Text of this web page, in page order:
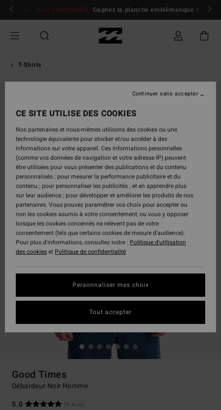
Passer
Se connecter / s'inscrire
JEU CONCOURS Gagnez la planche emblématique d'Andy
T-Shirts
Good Times
Débardeur Noir Homme
5.0
(5 Avis)
CE SITE UTILISE DES COOKIES
Nos partenaires et nous-mêmes utilisons des cookies ou une
technologie équivalente pour stocker et/ou accéder à des
informations sur votre appareil. Ces informations personnelles
(comme vos données de navigation et votre adresse IP) peuvent
être utilisées pour vous présenter des publications et du contenu
personnalisés ; pour mesurer la performance publicitaire et du
contenu ; pour personnaliser les publicités ; et en apprendre plus
sur leur audience ; pour développer et améliorer les produits de nos
partenaires. Vous pouvez paramétrer vos choix pour accepter ou
non les cookies soumis à votre consentement, ou vous y opposer
lorsque les cookies concernés ne relèvent pas de votre
consentement (tels que certains cookies de mesure d’audience).
Pour plus d'informations, consultez notre : Politique d'utilisation
des cookieset Politique de confidentialité
Personnaliser mes choix
Continuer sans accepter
Tout accepter